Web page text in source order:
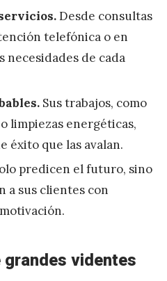
Desde consultas
telefónica o en
necesidades de cada
Sus trabajos, como
limpiezas energéticas,
éxito que las avalan.
predicen el futuro, sino
a sus clientes con
grandes videntes